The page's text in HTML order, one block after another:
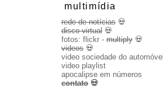
multimídia
rede de notícias 💀
disco virtual 💀
fotos: flickr - multiply 💀
videos 💀
video sociedade do automóvel
video playlist
apocalipse em números
contato 💀